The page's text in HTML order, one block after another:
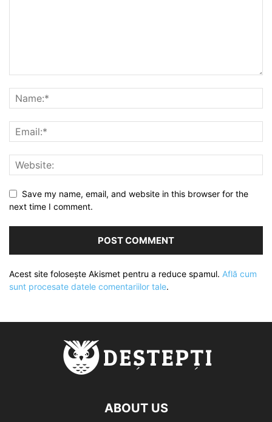
Save my name, email, and website in this browser for the
next time I comment.
Acest site folosește Akismet pentru a reduce spamul. Află cum
sunt procesate datele comentariilor tale.
ABOUT US